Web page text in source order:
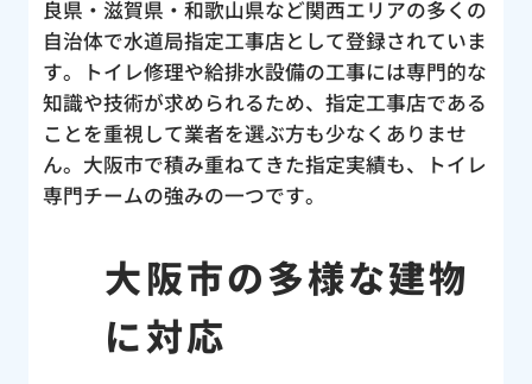
良県・滋賀県・和歌山県など関西エリアの多くの
自治体で水道局指定工事店として登録されていま
す。トイレ修理や給排水設備の工事には専門的な
知識や技術が求められるため、指定工事店である
ことを重視して業者を選ぶ方も少なくありませ
ん。大阪市で積み重ねてきた指定実績も、トイレ
専門チームの強みの一つです。
大阪市の多様な建物
に対応